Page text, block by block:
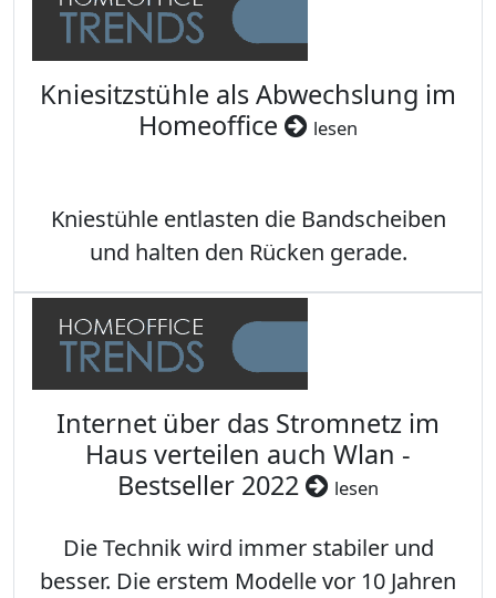
Kniesitzstühle als Abwechslung im
Homeoffice
lesen
Kniestühle entlasten die Bandscheiben
und halten den Rücken gerade.
Internet über das Stromnetz im
Haus verteilen auch Wlan -
Bestseller 2022
lesen
Die Technik wird immer stabiler und
besser. Die erstem Modelle vor 10 Jahren